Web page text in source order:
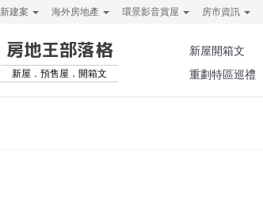
新建案 海外房地產 環景影音賞屋 房市資訊
房地王部落格
新屋．預售屋．開箱文
新屋開箱文
重劃特區巡禮